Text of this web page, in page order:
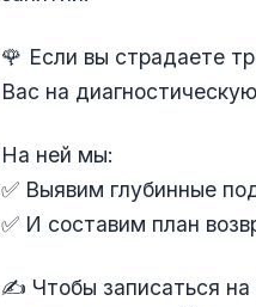
🌹 Если вы страдаете
Вас на
На ней мы:
✅ Выявим глубинные
✅ И составим план
✍️ Чтобы записаться на